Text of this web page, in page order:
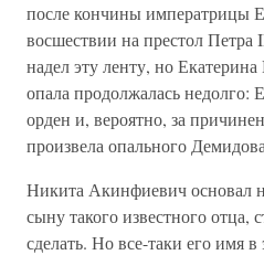
после кончины императрицы
восшествии на престол
надел эту ленту, но
опала продолжалась недолго:
орден и, вероятно, за
произвела опального
Никита Акинфиевич основал
сыну такого известного отца,
сделать. Но все-таки его имя